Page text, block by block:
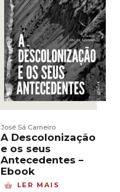
José Sá Carneiro
A Descolonização
e os seus
Antecedentes –
Ebook
LER MAIS